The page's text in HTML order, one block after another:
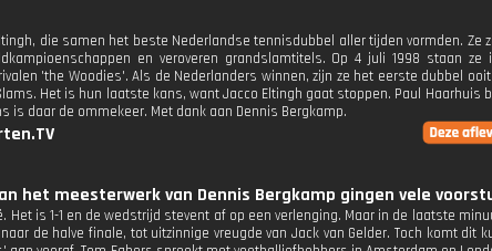
die samen het beste Nederlandse tennisdubbel aller tijden vormden. Ze
en veroveren grandslamtitels. Op 4 juli 1998 staan ze
'the Woodies'. Als de Nederlanders winnen, zijn ze het eerste dubbel
Het is hun laatste kans, want Jacco Eltingh gaat stoppen. Paul Haarhuis
is daar de ommekeer. Met dank aan Dennis Bergkamp.
het meesterwerk van Dennis Bergkamp gingen vele
Het is 1-1 en de wedstrijd stevent af op een verlenging. Maar in de laatste
de halve finale, tot uitzinnige vreugde van Jack van Gelder. Toch komt dit